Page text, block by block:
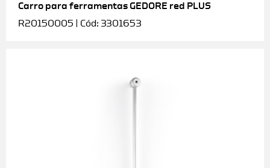
Carro para ferramentas GEDORE red PLUS
R20150005 | Cód: 3301653